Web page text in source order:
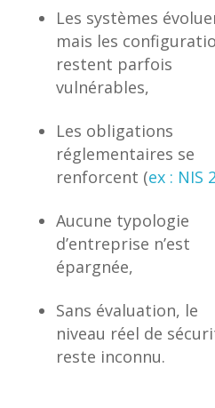
Les systèmes
mais les
restent parfois
vulnérables,
Les obligations
réglementaires se
renforcent (ex : NIS 2
Aucune typologie
d’entreprise n’est
épargnée,
Sans évaluation, le
niveau réel de
reste inconnu.